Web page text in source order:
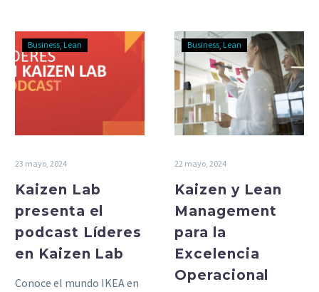
Business Lean
23 mayo, 2024
Kaizen Lab
presenta el
podcast Líderes
en Kaizen Lab
Conoce el mundo IKEA en
Business Lean
22 mayo, 2024
Kaizen y Lean
Management
para la
Excelencia
Operacional